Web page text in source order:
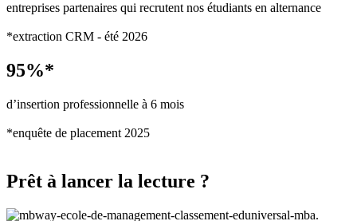
entreprises partenaires qui recrutent nos étudiants en alternance
*extraction CRM - été 2026
95%*
d’insertion professionnelle à 6 mois
*enquête de placement 2025
Prêt à lancer la lecture ?